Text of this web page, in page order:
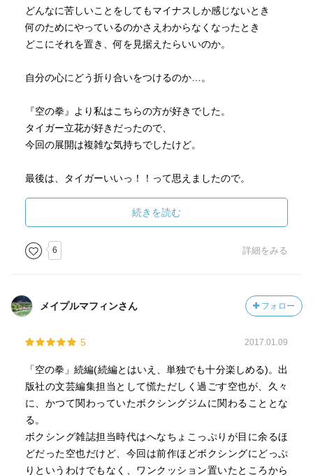
どんなに苦しいことをしてもマイナスしか感じないとき
何のためにやっているのかさえわからなくなったとき
どこにそれを置き、何を見据えたらいいのか。
自分の心にどう折り合いをつけるのか…。
『空の拳』より私はこちらの方が好きでした。
タイガー立花が好きだったので、
今回の展開は複雑な気持ちでしたけど。
最後は、タイガーいいっ！！って思えましたので。
メダルを取れても取れなくても
どれだけの選手が自分を出し切れたと思えているのか。
オリンピックを観戦しながら
こんなことを考えてしまう一冊です。
続きを読む
6 詳細をみる
メイプルマフィンさん フォロー
5 2017.01.09
「空の拳」続編(続編とはいえ、単独でも十分楽しめる)。出
版社の文芸編集担当として慌ただしく過ごす空也が、久々
に、かつて関わっていたボクシングジムに関わることとな
る。
ボクシング雑誌担当時代はへなちょこっぷりが目に余るほ
どだった空也だけど、今回は前作ほどボクシングにどっぷ
りというわけでもなく、ワンクッション置いたところから